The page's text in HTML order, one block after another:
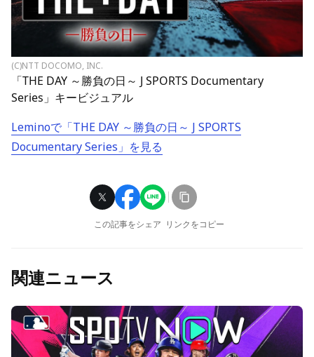
(C)NTT DOCOMO, INC.
「THE DAY ～勝負の日～ J SPORTS Documentary
Series」キービジュアル
Leminoで「THE DAY ～勝負の日～ J SPORTS
Documentary Series」を見る
この記事をシェア リンクをコピー
関連ニュース